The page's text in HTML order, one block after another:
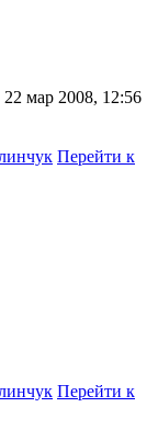
22 мар 2008, 12:56
Перейти к
Перейти к